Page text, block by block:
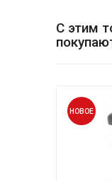
С этим
НОВОЕ